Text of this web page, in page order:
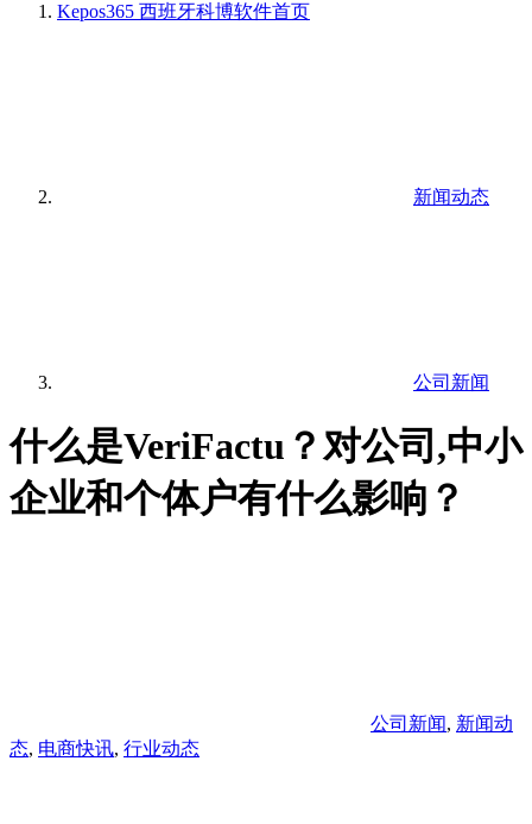
Kepos365 西班牙科博软件首页
新闻动态
公司新闻
什么是VeriFactu？对公司,中小
企业和个体户有什么影响？
公司新闻, 新闻动
态, 电商快讯, 行业动态